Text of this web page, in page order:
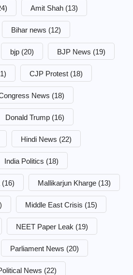
Amit Shah (13)
Bihar news (12)
bjp (20) BJP News (19)
CJP Protest (18)
News (18)
Donald Trump (16)
Hindi News (22)
India Politics (18)
(16) Mallikarjun Kharge (13)
Middle East Crisis (15)
NEET Paper Leak (19)
Parliament News (20)
News (22)